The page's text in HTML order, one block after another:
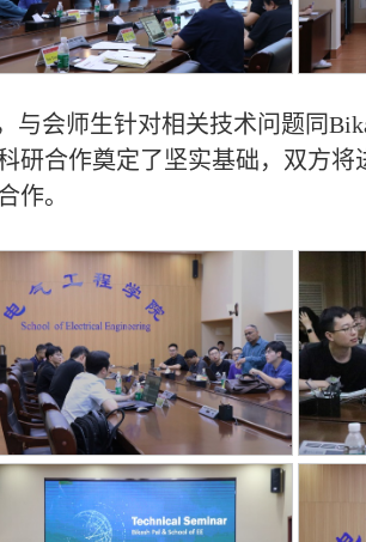
与会师生针对相关技术问题同
研合作奠定了坚实基础，双方将
作。